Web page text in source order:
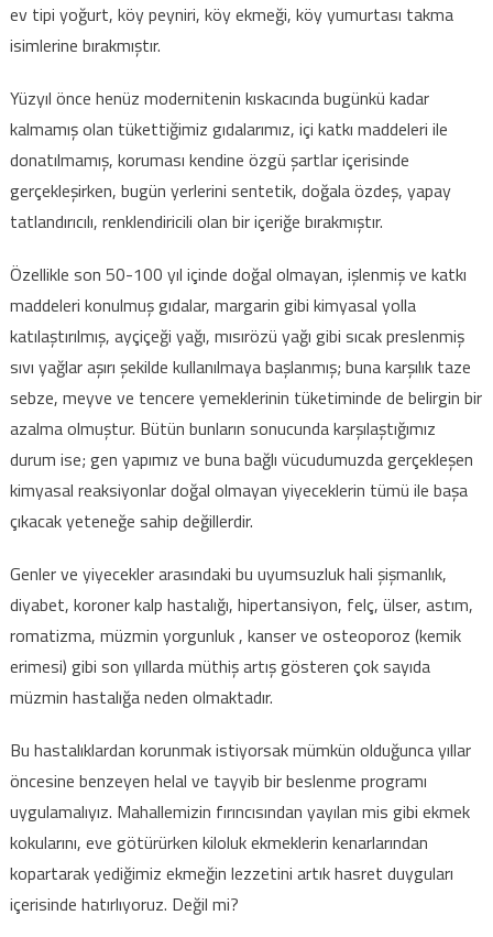
ev tipi yoğurt, köy peyniri, köy ekmeği, köy yumurtası takma
isimlerine bırakmıştır.
Yüzyıl önce henüz modernitenin kıskacında bugünkü kadar
kalmamış olan tükettiğimiz gıdalarımız, içi katkı maddeleri ile
donatılmamış, koruması kendine özgü şartlar içerisinde
gerçekleşirken, bugün yerlerini sentetik, doğala özdeş, yapay
tatlandırıcılı, renklendiricili olan bir içeriğe bırakmıştır.
Özellikle son 50-100 yıl içinde doğal olmayan, işlenmiş ve katkı
maddeleri konulmuş gıdalar, margarin gibi kimyasal yolla
katılaştırılmış, ayçiçeği yağı, mısırözü yağı gibi sıcak preslenmiş
sıvı yağlar aşırı şekilde kullanılmaya başlanmış; buna karşılık taze
sebze, meyve ve tencere yemeklerinin tüketiminde de belirgin bir
azalma olmuştur. Bütün bunların sonucunda karşılaştığımız
durum ise; gen yapımız ve buna bağlı vücudumuzda gerçekleşen
kimyasal reaksiyonlar doğal olmayan yiyeceklerin tümü ile başa
çıkacak yeteneğe sahip değillerdir.
Genler ve yiyecekler arasındaki bu uyumsuzluk hali şişmanlık,
diyabet, koroner kalp hastalığı, hipertansiyon, felç, ülser, astım,
romatizma, müzmin yorgunluk , kanser ve osteoporoz (kemik
erimesi) gibi son yıllarda müthiş artış gösteren çok sayıda
müzmin hastalığa neden olmaktadır.
Bu hastalıklardan korunmak istiyorsak mümkün olduğunca yıllar
öncesine benzeyen helal ve tayyib bir beslenme programı
uygulamalıyız. Mahallemizin fırıncısından yayılan mis gibi ekmek
kokularını, eve götürürken kiloluk ekmeklerin kenarlarından
kopartarak yediğimiz ekmeğin lezzetini artık hasret duyguları
içerisinde hatırlıyoruz. Değil mi?